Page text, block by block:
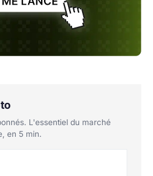
L'essentiel du marché
en 5 min.